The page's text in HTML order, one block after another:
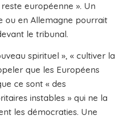
européenne ». Un
ou en Allemagne pourrait
le tribunal.
spirituel », « cultiver la
que les Européens
ce sont « des
instables » qui ne la
les démocraties. Une